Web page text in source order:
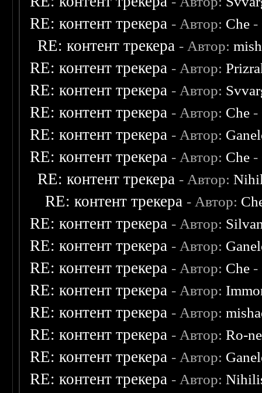
RE: контент трекера - Автор: Che -
RE: контент трекера - Автор:
RE: контент трекера - Автор:
RE: контент трекера - Автор:
RE: контент трекера - Автор: Che -
RE: контент трекера - Автор:
RE: контент трекера - Автор: Che -
RE: контент трекера - Автор:
RE: контент трекера - Автор:
RE: контент трекера - Автор:
RE: контент трекера - Автор:
RE: контент трекера - Автор: Che -
RE: контент трекера - Автор:
RE: контент трекера - Автор:
RE: контент трекера - Автор:Ro-
RE: контент трекера - Автор:
RE: контент трекера - Автор: